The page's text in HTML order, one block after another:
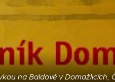
na Baldově v Domažlicích,